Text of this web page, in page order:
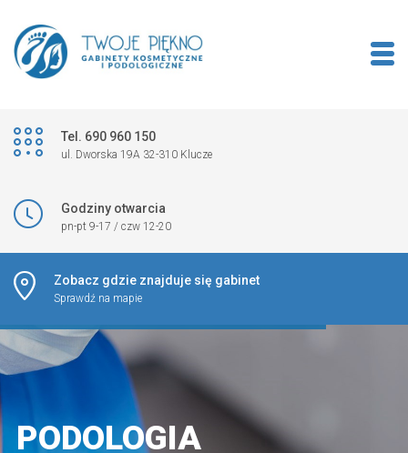
Tel. 690 960 150
ul. Dworska 19A 32-310 Klucze
Godziny otwarcia
pn-pt 9-17 / czw 12-20
Zobacz gdzie znajduje się gabinet
Sprawdź na mapie